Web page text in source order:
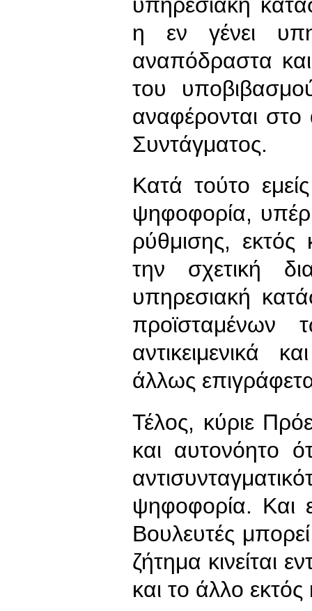
η εν γένει
αναπόδραστα
του
αναφέρονται
Συντάγματος.
Κατά τούτο
ψηφοφορία, υπέρ
ρύθμισης,
την σχετική
υπηρεσιακή
προϊσταμένων
αντικειμενικά
άλλως
Τέλος, κύριε
και αυτονόητο
ψηφοφορία. Και
Βουλευτές
ζήτημα κινείται
και το άλλο εκτός